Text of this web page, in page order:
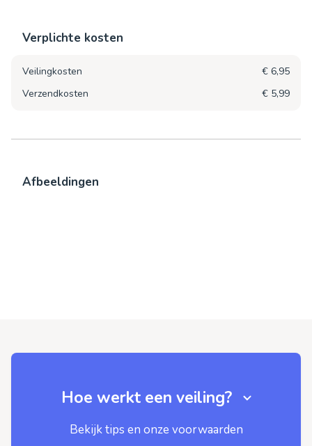
Verplichte kosten
Veilingkosten
€ 6,95
Verzendkosten
€ 5,99
Afbeeldingen
Hoe werkt een veiling?
Bekijk tips en onze voorwaarden